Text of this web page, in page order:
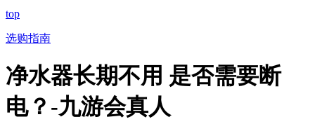
top
选购指南
净水器长期不用 是否需要断
电？-九游会真人